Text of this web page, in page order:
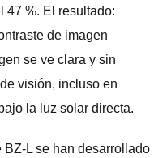
47 %. El resultado:
de imagen
se ve clara y sin
visión, incluso en
la luz solar directa.
L se han desarrollado